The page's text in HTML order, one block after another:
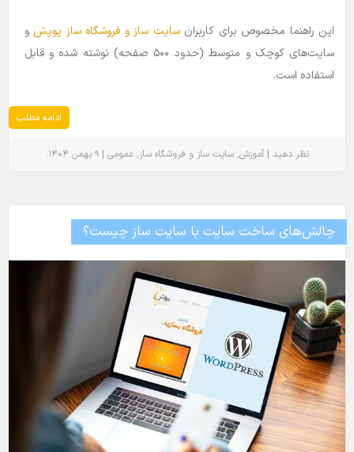
این راهنما مخصوص برای کاربرانسایت‌ ساز و فروشگاه ساز پوپش و
سایت‌های کوچک و متوسط (حدود ۵۰۰ صفحه) نوشته شده و قابل
استفاده است.
ادامه مطلب
نظر دهید |آموزش٬ سایت ساز و فروشگاه ساز٬ عمومی |۹ بهمن ۱۴۰۴ .
چالش‌های ساخت سایت با سایت ساز چیست؟